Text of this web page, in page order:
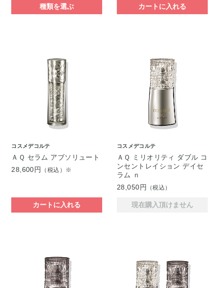
種類を選ぶ カートに入れる
コスメデコルテ
ＡＱ セラム アブソリュート
28,600円
（税込）※
カートに入れる
コスメデコルテ
ＡＱ ミリオリティ ダブル コ
ンセントレイション デイセ
ラム ｎ
28,050円
（税込）
現在購入頂けません